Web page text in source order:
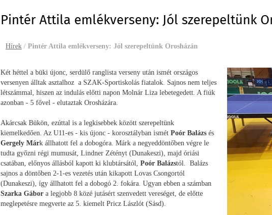
Pintér Attila emlékverseny: Jól szerepeltünk
Hírek / Pintér Attila emlékverseny: Jól szerepeltünk Orosházán
Két héttel a büki újonc, serdülő ranglista verseny után ismét országos
versenyen álltak asztalhoz a SZAK-Sportiskolás fiatalok. Sajnos nem teljes
létszámmal, hiszen az indulás előtti napon Molnár Liza lebetegedett. A fiúk
azonban - 5 fővel - elutaztak Orosházára.
Akárcsak Bükön, ezúttal is a legkisebbek között szerepeltünk
kiemelkedően. Az U11-es - kis újonc - korosztályban ismét Poór Balázs és
Gergely Márk állhatott fel a dobogóra. Márk a negyeddöntőben végre le
tudta győzni régi mumusát, Lindner Zétényt (Dunakeszi), majd óriási
csatában, előnyos állásból kapott ki klubtársától, Poór Balázstól. Balázs
sajnos a döntőben 2-1-es vezetés után kikapott Lovas Csongortól
(Dunakeszi), így állhatott fel a dobogó 2. fokára. Ugyan ebben a számban
Szarka Gábor a legjobb 8 közé jutásért szenvedett vereséget, de előtte
meglepetésre megverte az 5. kiemelt Pricz Lászlót (Sásd).